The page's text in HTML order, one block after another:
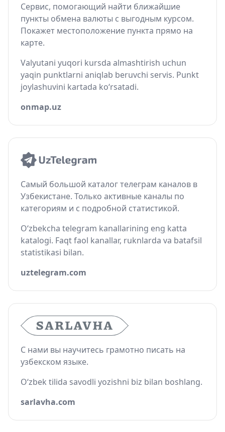
Сервис, помогающий найти ближайшие
пункты обмена валюты с выгодным курсом.
Покажет местоположение пункта прямо на
карте.
Valyutani yuqori kursda almashtirish uchun
yaqin punktlarni aniqlab beruvchi servis. Punkt
joylashuvini kartada ko‘rsatadi.
onmap.uz
Самый большой каталог телеграм каналов в
Узбекистане. Только активные каналы по
категориям и с подробной статистикой.
O‘zbekcha telegram kanallarining eng katta
katalogi. Faqt faol kanallar, ruknlarda va batafsil
statistikasi bilan.
uztelegram.com
С нами вы научитесь грамотно писать на
узбекском языке.
O‘zbek tilida savodli yozishni biz bilan boshlang.
sarlavha.com